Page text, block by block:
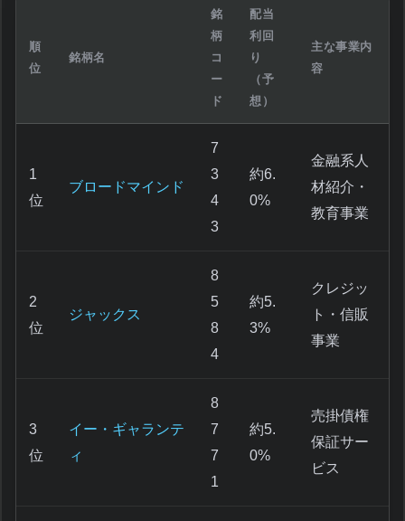
順
位
銘柄名
銘
柄
コ
ー
ド
配当
利回
り
（予
想）
主な事業内
容
1
位
ブロードマインド
7
3
4
3
約6.
0%
金融系人
材紹介・
教育事業
2
位
ジャックス
8
5
8
4
約5.
3%
クレジッ
ト・信販
事業
3
位
イー・ギャランテ
ィ
8
7
7
1
約5.
0%
売掛債権
保証サー
ビス